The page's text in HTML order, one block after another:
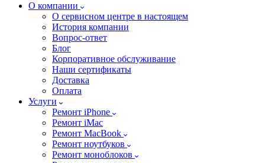
О компании
О сервисном центре в настоящем
История компании
Вопрос-ответ
Блог
Корпоративное обслуживание
Наши сертификаты
Доставка
Оплата
Услуги
Ремонт iPhone
Ремонт iMac
Ремонт MacBook
Ремонт ноутбуков
Ремонт моноблоков